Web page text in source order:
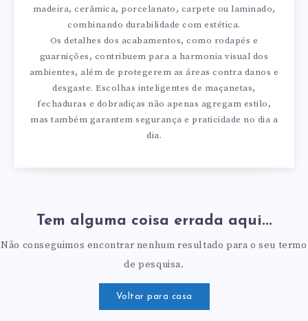
madeira, cerâmica, porcelanato, carpete ou laminado,
combinando durabilidade com estética.
Os detalhes dos acabamentos, como rodapés e
guarnições, contribuem para a harmonia visual dos
ambientes, além de protegerem as áreas contra danos e
desgaste. Escolhas inteligentes de maçanetas,
fechaduras e dobradiças não apenas agregam estilo,
mas também garantem segurança e praticidade no dia a
dia.
Tem alguma coisa errada aqui...
Não conseguimos encontrar nenhum resultado para o seu termo
de pesquisa.
Voltar para casa